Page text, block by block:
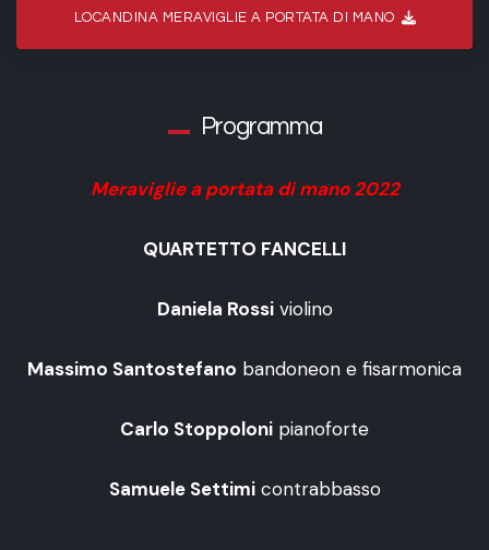
LOCANDINA MERAVIGLIE A PORTATA DI MANO
Programma
Meraviglie a portata di mano 2022
QUARTETTO FANCELLI
Daniela Rossiviolino
Massimo Santostefano bandoneon e fisarmonica
Carlo Stoppoloni pianoforte
Samuele Settimicontrabbasso